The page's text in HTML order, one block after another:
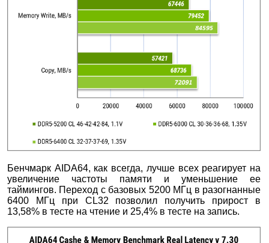
Бенчмарк AIDA64, как всегда, лучше всех реагирует на
увеличение частоты памяти и уменьшение ее
таймингов. Переход с базовых 5200 МГц в разогнанные
6400 МГц при CL32 позволил получить прирост в
13,58% в тесте на чтение и 25,4% в тесте на запись.